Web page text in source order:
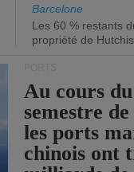
Barcelone
Les 60 % restants
propriété de
Au cours
semestre
les ports
chinois ont